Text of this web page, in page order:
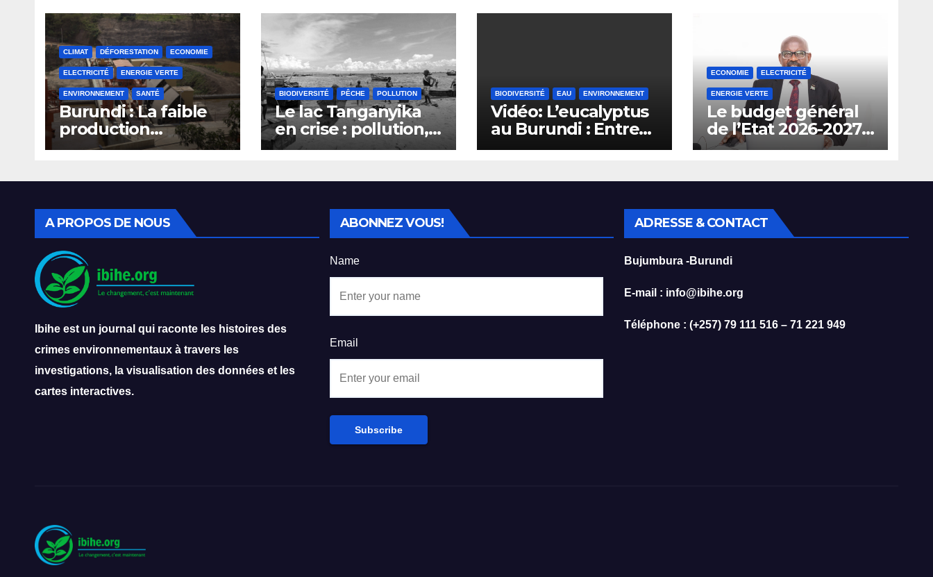
CLIMAT DÉFORESTATION ECONOMIE
ELECTRICITÉ ENERGIE VERTE
ENVIRONNEMENT SANTÉ
Burundi : La faible
production
d’électricité
d’émergence
BIODIVERSITÉ PÊCHE POLLUTION
Le lac Tanganyika
en crise : pollution,
surpêche et déclin
pêche au Burundi
BIODIVERSITÉ EAU ENVIRONNEMENT
Vidéo: L’eucalyptus
au Burundi : Entre
défis
et opportunités
ECONOMIE ELECTRICITÉ
ENERGIE VERTE
Le budget général
de l’Etat 2026-2027
en hausse de 29%
de l’importation des
carburant.
A PROPOS DE NOUS
Ibihe est un journal qui raconte les histoires des
crimes environnementaux à travers les
investigations, la visualisation des données et les
cartes interactives.
ABONNEZ VOUS!
Name
Email
ADRESSE & CONTACT
Bujumbura -Burundi
E-mail : info@ibihe.org
Téléphone : (+257) 79 111 516 – 71 221 949